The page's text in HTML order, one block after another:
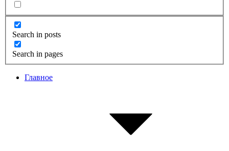
Search in posts
Search in pages
Главное